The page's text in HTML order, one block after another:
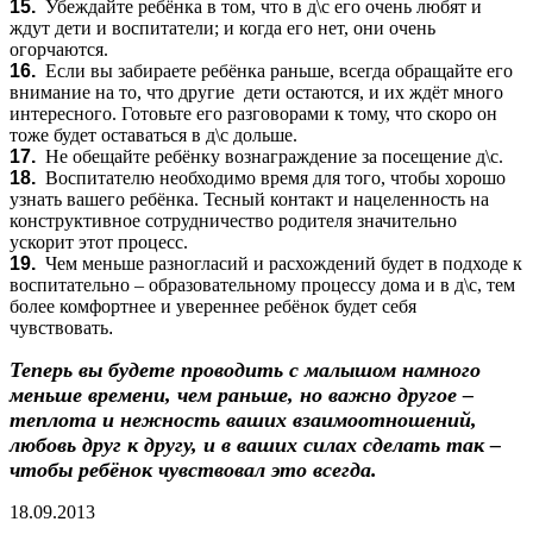
15. Убеждайте ребёнка в том, что в д\с его очень любят и
ждут дети и воспитатели; и когда его нет, они очень
огорчаются.
16. Если вы забираете ребёнка раньше, всегда обращайте его
внимание на то, что другие дети остаются, и их ждёт много
интересного. Готовьте его разговорами к тому, что скоро он
тоже будет оставаться в д\с дольше.
17. Не обещайте ребёнку вознаграждение за посещение д\с.
18. Воспитателю необходимо время для того, чтобы хорошо
узнать вашего ребёнка. Тесный контакт и нацеленность на
конструктивное сотрудничество родителя значительно
ускорит этот процесс.
19. Чем меньше разногласий и расхождений будет в подходе к
воспитательно – образовательному процессу дома и в д\с, тем
более комфортнее и увереннее ребёнок будет себя
чувствовать.
Теперь вы будете проводить с малышом намного
меньше времени, чем раньше, но важно другое –
теплота и нежность ваших взаимоотношений,
любовь друг к другу, и в ваших силах сделать так –
чтобы ребёнок чувствовал это всегда.
18.09.2013